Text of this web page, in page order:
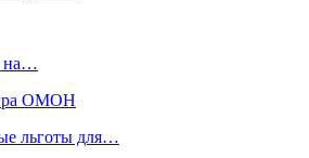
на…
ОМОН
льготы для…